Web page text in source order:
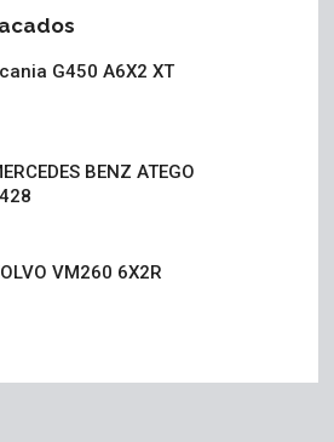
G450 A6X2 XT
BENZ ATEGO
VM260 6X2R